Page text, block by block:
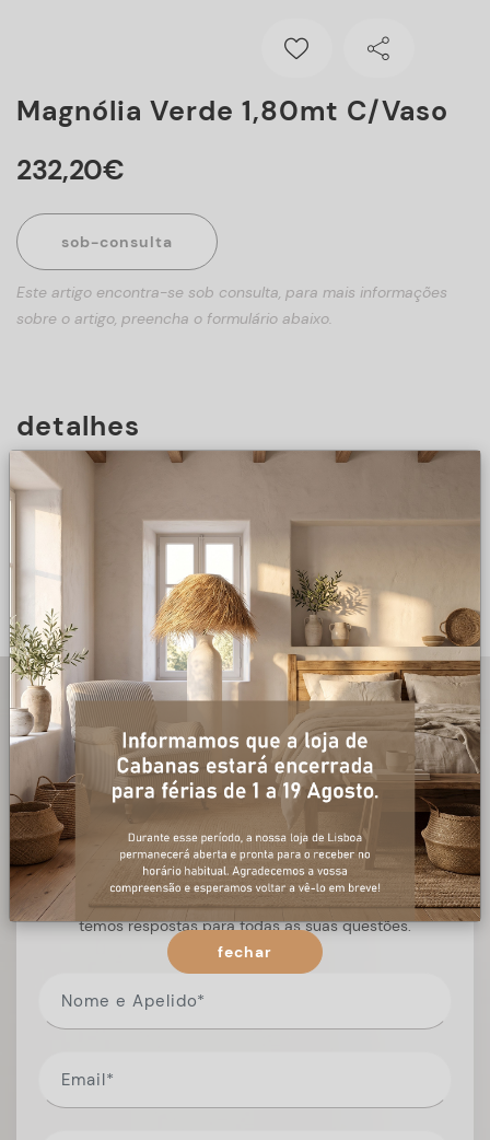
Magnólia Verde 1,80mt C/vaso
232,20€
sob-consulta
Este artigo encontra-se sob consulta, para mais informações
sobre o artigo, preencha o formulário abaixo.
detalhes
+ informações
Preencha o formulário, e num curto espaço de tempo,
temos respostas para todas as suas questões.
fechar